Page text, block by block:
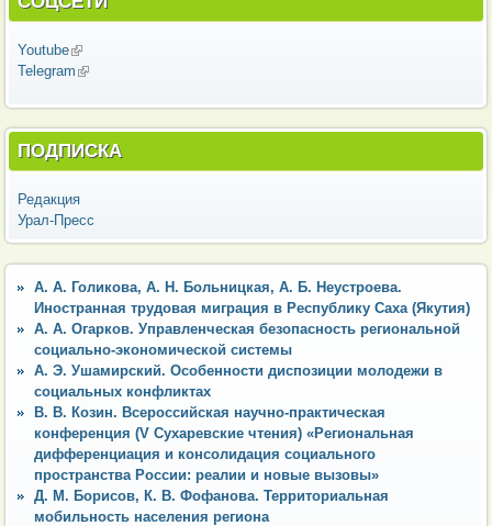
Youtube(внешняя ссылка)
Telegram (внешняя ссылка)
ПОДПИСКА
Редакция
Урал-Пресс
А. А. Голикова, А. Н. Больницкая, А. Б. Неустроева.
Иностранная трудовая миграция в Республику Саха (Якутия)
А. А. Огарков. Управленческая безопасность региональной
социально-экономической системы
А. Э. Ушамирский. Особенности диспозиции молодежи в
социальных конфликтах
В. В. Козин. Всероссийская научно-практическая
конференция (V Сухаревские чтения) «Региональная
дифференциация и консолидация социального
пространства России: реалии и новые вызовы»
Д. М. Борисов, К. В. Фофанова. Территориальная
мобильность населения региона